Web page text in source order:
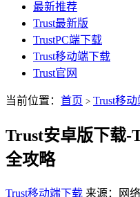
最新推荐
Trust最新版
TrustPC端下载
Trust移动端下载
Trust官网
当前位置： 首页 > Trust移
Trust安卓版下载-
全攻略
Trust移动端下载 来源：网